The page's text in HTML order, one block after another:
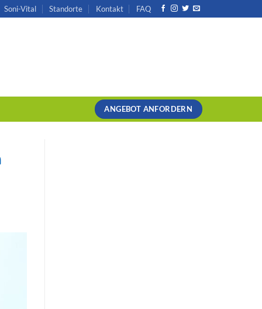
Soni-Vital Standorte Kontakt FAQ
ANGEBOT ANFORDERN